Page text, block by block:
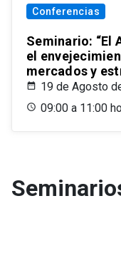
Conferencias
Seminario: “El
el
mercados y
19 de Agosto
09:00 a 11:00